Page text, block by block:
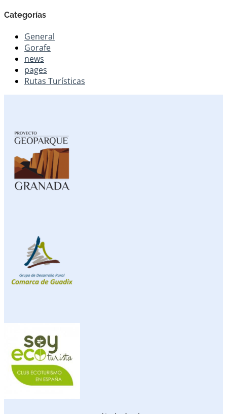
Categorías
General
Gorafe
news
pages
Rutas Turísticas